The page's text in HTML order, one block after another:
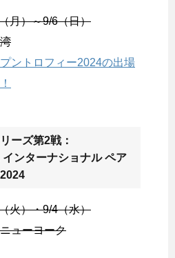
月）～9/6（日）
ントロフィー2024の出場
ーズ第2戦：
ンターナショナル ペア
火）・9/4（水）
ューヨーク